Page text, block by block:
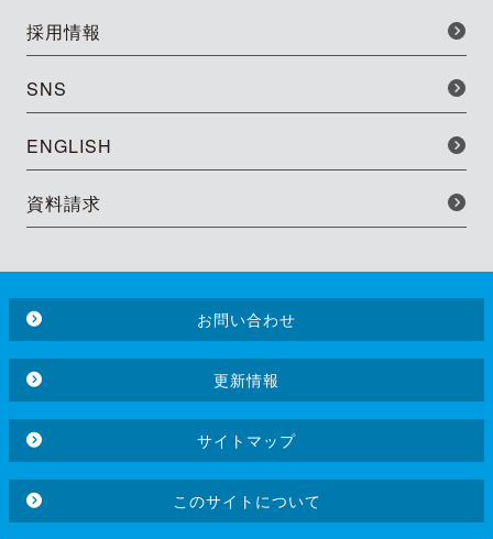
採用情報
SNS
ENGLISH
資料請求
お問い合わせ
更新情報
サイトマップ
このサイトについて